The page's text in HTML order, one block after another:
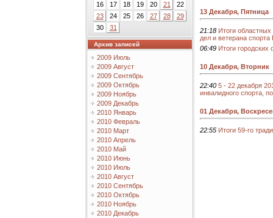
16
17 18 19 20 21
22
23
24 25 26 27 28
29
30
31
Архив записей
2009 Июль
2009 Август
2009 Сентябрь
2009 Октябрь
2009 Ноябрь
2009 Декабрь
2010 Январь
2010 Февраль
2010 Март
2010 Апрель
2010 Май
2010 Июнь
2010 Июль
2010 Август
2010 Сентябрь
2010 Октябрь
2010 Ноябрь
2010 Декабрь
13 Декабря, Пятница
21:18 Итоги
дел и ветерана
06:49 Итоги
10 Декабря, Вторник
22:40 5 - 22 декабря
инвалидного спорта,
01 Декабря,
22:55 Итоги 59-го